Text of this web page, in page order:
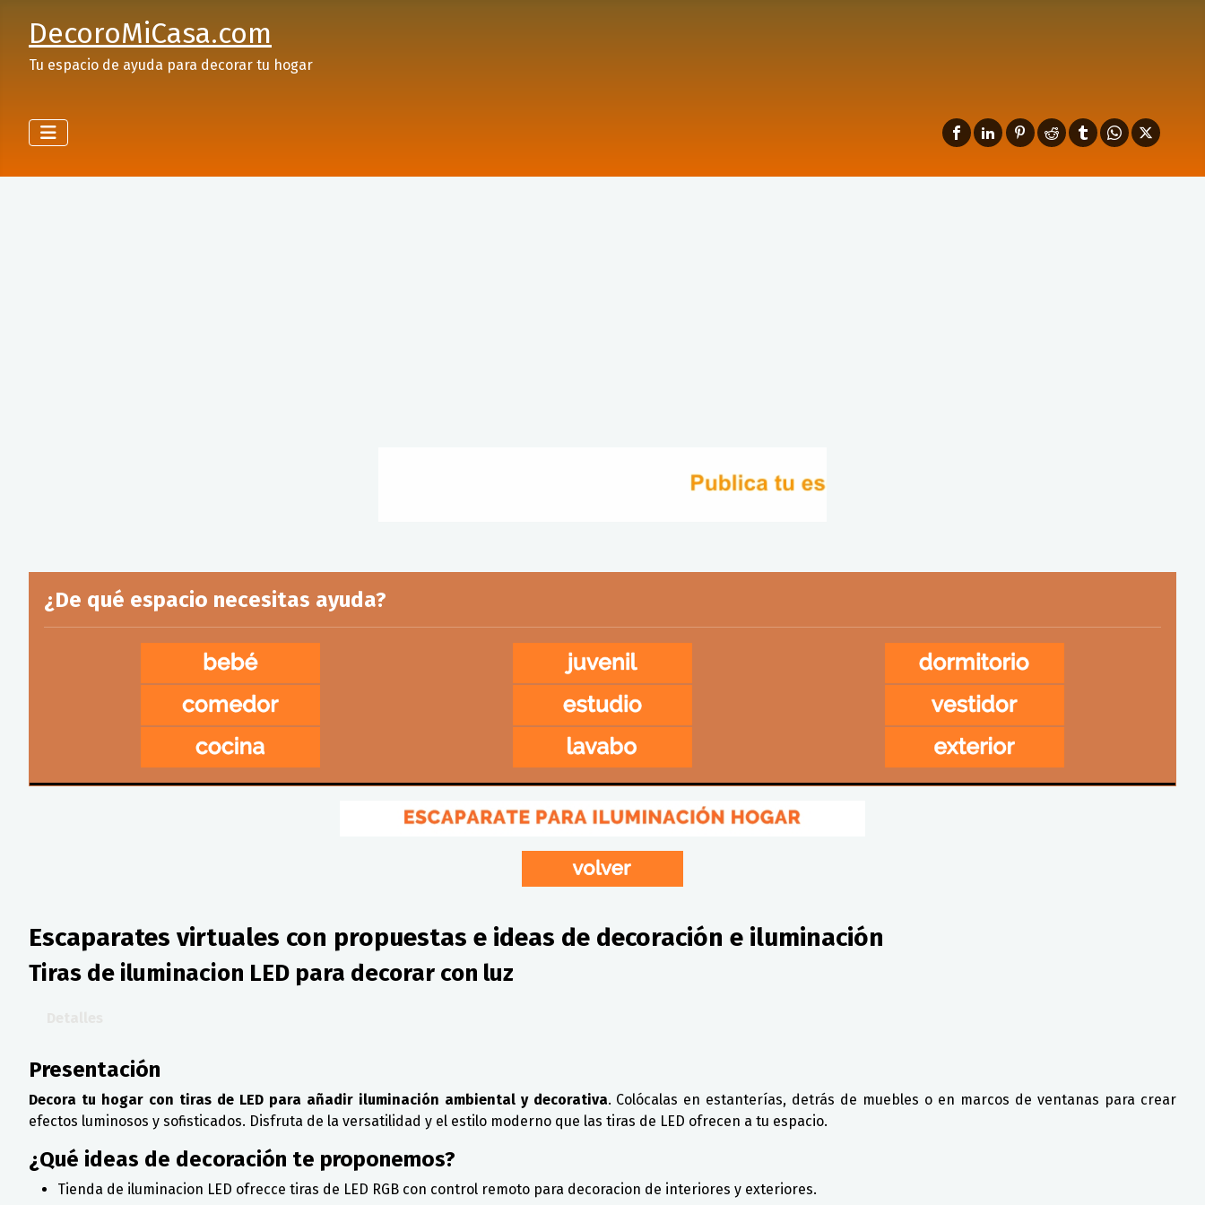
DecoroMiCasa.com
Tu espacio de ayuda para decorar tu hogar
¿De qué espacio necesitas ayuda?
Escaparates virtuales con propuestas e ideas de decoración e iluminación
Tiras de iluminacion LED para decorar con luz
Presentación
Decora tu hogar con tiras de LED para añadir iluminación ambiental y decorativa. Colócalas en estanterías, detrás de muebles o en marcos de ventanas para crear
efectos luminosos y sofisticados. Disfruta de la versatilidad y el estilo moderno que las tiras de LED ofrecen a tu espacio.
¿Qué ideas de decoración te proponemos?
Tienda de iluminacion LED ofrecce tiras de LED RGB con control remoto para decoracion de interiores y exteriores.